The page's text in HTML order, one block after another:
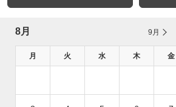
8月 9月
月 火 水 木 金